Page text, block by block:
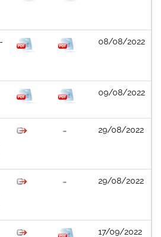
08/08/2022
09/08/2022
29/08/2022
29/08/2022
17/09/2022